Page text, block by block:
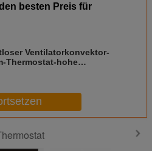
besten Preis für
Ventilatorkonvektor-
Thermostat-hohe